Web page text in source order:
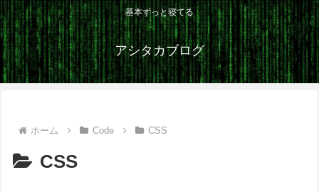
基本ずっと寝てる
アシタカブログ
ホーム Code CSS
CSS